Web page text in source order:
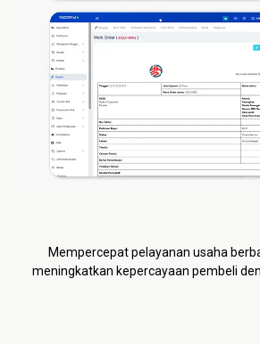
Mempercepat pelayanan usaha
meningkatkan kepercayaan pembeli